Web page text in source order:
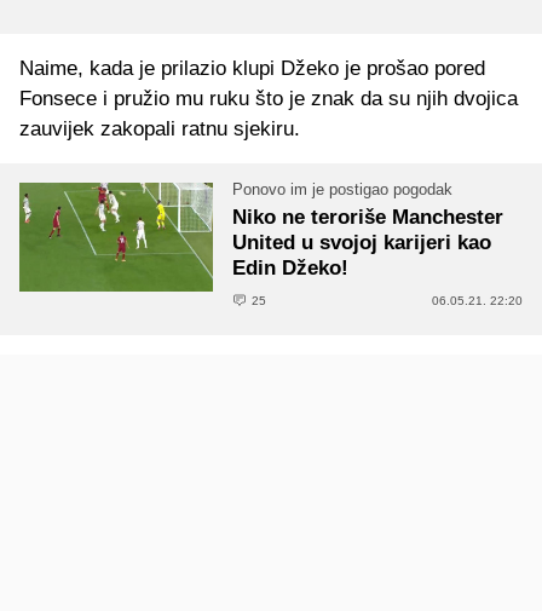
Naime, kada je prilazio klupi Džeko je prošao pored
Fonsece i pružio mu ruku što je znak da su njih dvojica
zauvijek zakopali ratnu sjekiru.
Ponovo im je postigao pogodak
Niko ne teroriše Manchester
United u svojoj karijeri kao
Edin Džeko!
25 06.05.21. 22:20